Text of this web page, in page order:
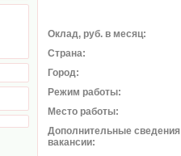
Оклад, руб. в месяц:
Страна:
Город:
Режим работы:
Место работы:
Дополнительные
вакансии: